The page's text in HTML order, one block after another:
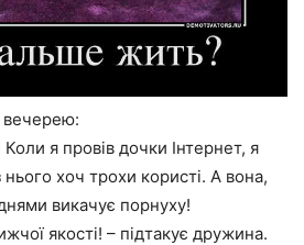
вечерею:
Коли я провів дочки Інтернет, я
хоч трохи користі. А вона,
викачує порнуху!
якості! – підтакує дружина.